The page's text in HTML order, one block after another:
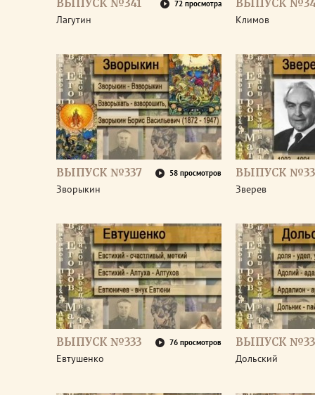
ВЫПУСК №341 72 просмотра
Лагутин
ВЫПУСК
Климов
ВЫПУСК №337 58 просмотров
Зворыкин
ВЫПУСК
Зверев
ВЫПУСК №333 76 просмотров
Евтушенко
ВЫПУСК
Дольский